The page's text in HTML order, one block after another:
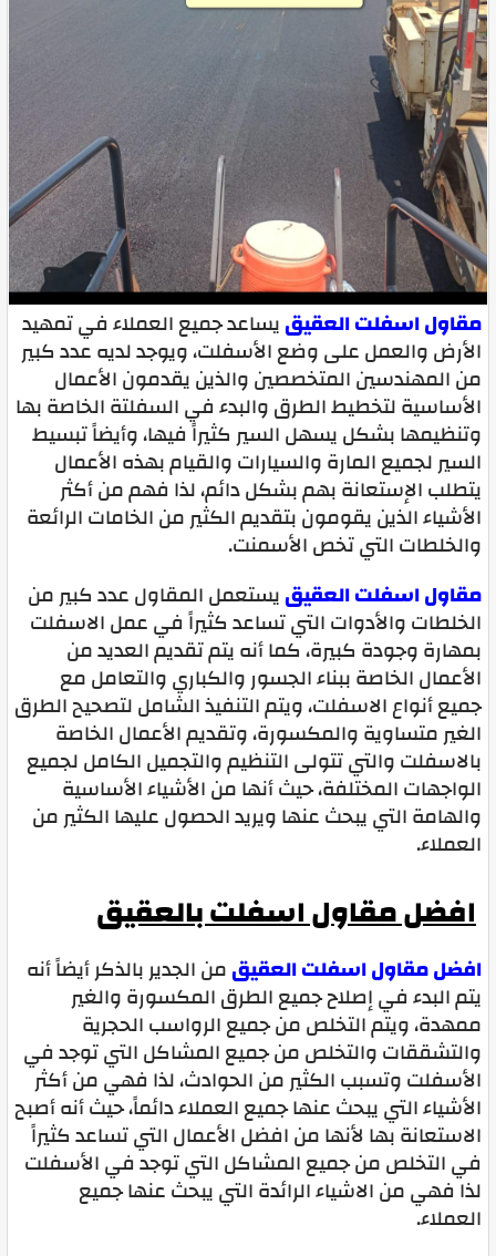
مقاول اسفلت العقيقيساعد جميع العملاء في تمهيد
الأرض والعمل على وضع الأسفلت، ويوجد لديه عدد كبير
من المهندسين المتخصصين والذين يقدمون الأعمال
الأساسية لتخطيط الطرق والبدء في السفلتة الخاصة بها
وتنظيمها بشكل يسهل السير كثيراً فيها، وأيضاً تبسيط
السير لجميع المارة والسيارات والقيام بهذه الأعمال
يتطلب الإستعانة بهم بشكل دائم، لذا فهم من أكثر
الأشياء الذين يقومون بتقديم الكثير من الخامات الرائعة
والخلطات التي تخص الأسمنت.
مقاول اسفلت العقيقيستعمل المقاول عدد كبير من
الخلطات والأدوات التي تساعد كثيراً في عمل الاسفلت
بمهارة وجودة كبيرة، كما أنه يتم تقديم العديد من
الأعمال الخاصة ببناء الجسور والكباري والتعامل مع
جميع أنواع الاسفلت، ويتم التنفيذ الشامل لتصحيح الطرق
الغير متساوية والمكسورة، وتقديم الأعمال الخاصة
بالاسفلت والتي تتولى التنظيم والتجميل الكامل لجميع
الواجهات المختلفة، حيث أنها من الأشياء الأساسية
والهامة التي يبحث عنها ويريد الحصول عليها الكثير من
العملاء.
افضل مقاول اسفلت بالعقيق
افضل مقاول اسفلت العقيقمن الجدير بالذكر أيضاً أنه
يتم البدء في إصلاح جميع الطرق المكسورة والغير
ممهدة، ويتم التخلص من جميع الرواسب الحجرية
والتشققات والتخلص من جميع المشاكل التي توجد في
الأسفلت وتسبب الكثير من الحوادث، لذا فهي من أكثر
الأشياء التي يبحث عنها جميع العملاء دائماً، حيث أنه أصبح
الاستعانة بها لأنها من افضل الأعمال التي تساعد كثيراً
في التخلص من جميع المشاكل التي توجد في الأسفلت
لذا فهي من الاشياء الرائدة التي يبحث عنها جميع
العملاء.